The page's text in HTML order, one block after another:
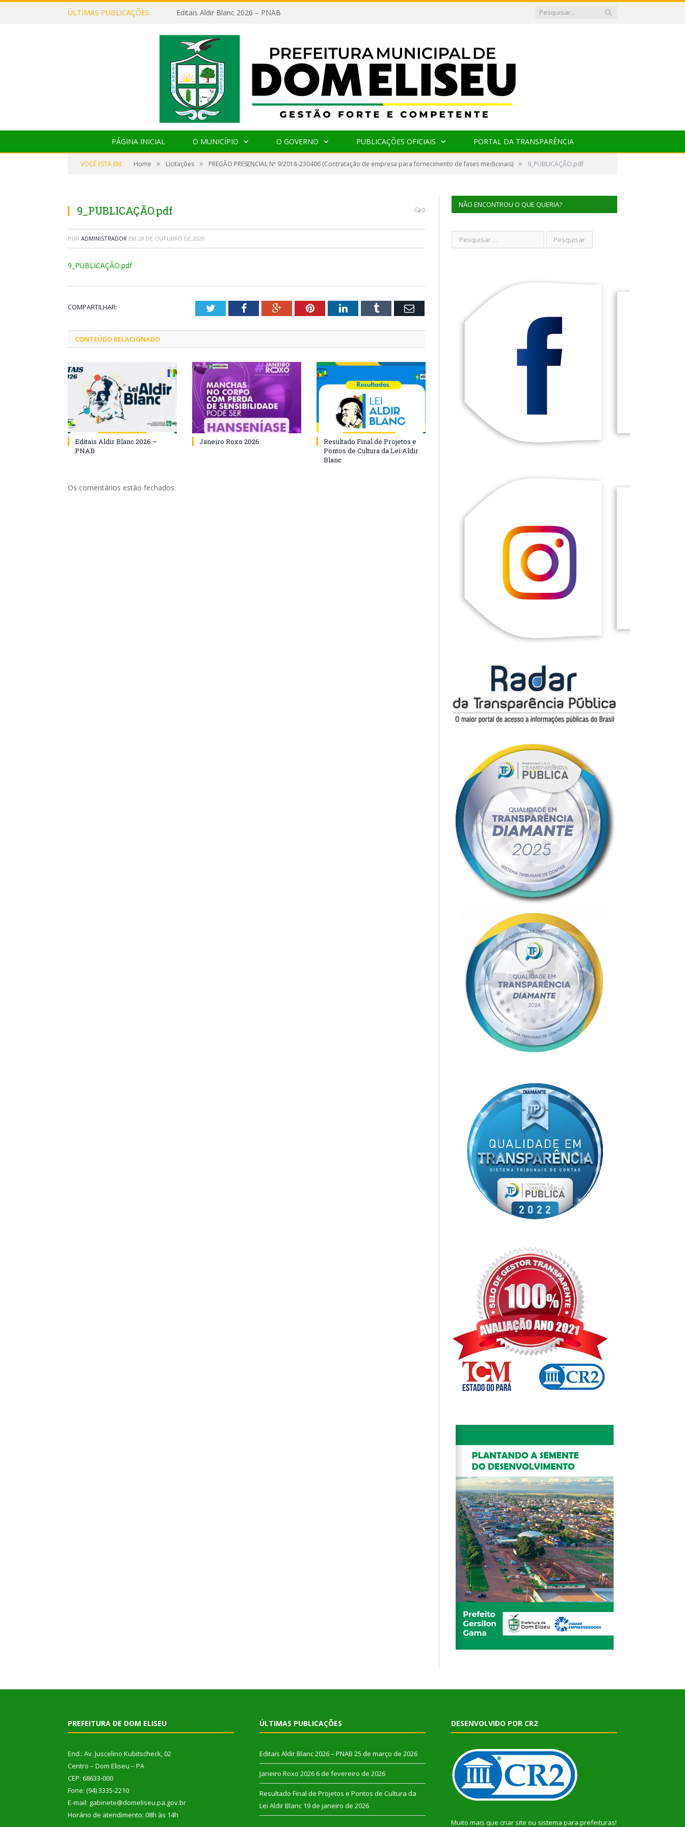
ÚLTIMAS PUBLICAÇÕES: Editais Aldir Blanc 2026 – PNAB
PÁGINA INICIAL O MUNICÍPIO O GOVERNO PUBLICAÇÕES OFICIAIS PORTAL DA TRANSPARÊNCIA
VOCÊ ESTÁ EM: Home » Licitações » PREGÃO PRESENCIAL Nº 9/2018-230406 (Contratação de empresa para fornecimento de fases medicinais) » 9_PUBLICAÇÃO.pdf
9_PUBLICAÇÃO.pdf 0
POR ADMINISTRADOR EM 28 DE OUTUBRO DE 2020
9_PUBLICAÇÃO.pdf
COMPARTILHAR: TwitterFacebookGoogle+PinterestLinkedInTumblr Email
CONTEÚDO RELACIONADO
Editais Aldir Blanc 2026 –
PNAB
Janeiro Roxo 2026
Resultado Final de Projetos e
Pontos de Cultura da Lei Aldir
Blanc
Os comentários estão fechados.
NÃO ENCONTROU O QUE QUERIA?
PREFEITURA DE DOM ELISEU
End.: Av. Juscelino Kubitscheck, 02
Centro – Dom Eliseu – PA
CEP: 68633-000
Fone: (94) 3335-2210
E-mail: gabinete@domeliseu.pa.gov.br
Horário de atendimento: 08h às 14h
ÚLTIMAS PUBLICAÇÕES
Editais Aldir Blanc 2026 – PNAB 25 de março de 2026
Janeiro Roxo 2026 6 de fevereiro de 2026
Resultado Final de Projetos e Pontos de Cultura da
Lei Aldir Blanc 19 de janeiro de 2026
DESENVOLVIDO POR CR2
Muito mais que criar site ou sistema para prefeituras!